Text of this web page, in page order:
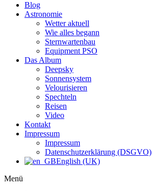
Blog
Astronomie
Wetter aktuell
Wie alles begann
Sternwartenbau
Equipment PSO
Das Album
Deepsky
Sonnensystem
Velourisieren
Spechteln
Reisen
Video
Kontakt
Impressum
Impressum
Datenschutzerklärung (DSGVO)
English (UK)
Menü